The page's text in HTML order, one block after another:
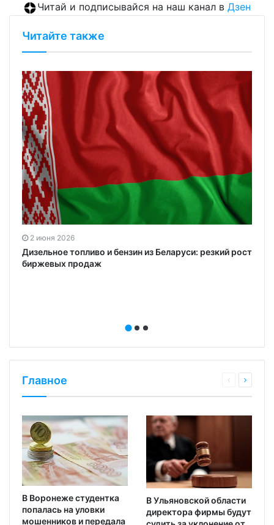
Читай и подписывайся на наш канал в Дзен
Читайте также
2 июня 2026
Дизельное топливо и бензин из Беларуси: резкий рост
биржевых продаж
Главное
В Воронеже студентка
попалась на уловки
мошенников и передала
В Ульяновской области
директора фирмы будут